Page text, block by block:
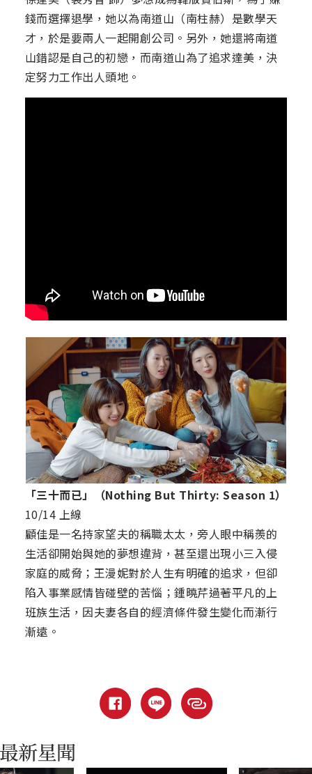
錢而選擇退學，她以為南道山（南柱赫）是數學天
才，於是要兩人一起開創公司。另外，她還將南道
山錯認是自己的初戀，而南道山為了追求達美，決
定努力工作出人頭地。
「三十而已」（Nothing But Thirty: Season 1）
10/14 上線
顧佳是一名持家望夫的稱職太太，旁人眼中稱羨的
生活卻開始與她的夢想違背，甚至還出現小三入侵
家庭的威脅；王漫妮對於人生有明確的追求，但卻
陷入事業感情皆碰壁的苦惱；鍾曉芹過著平凡的上
班族生活，因夫妻各自的經濟條件發生變化而漸行
漸遠。